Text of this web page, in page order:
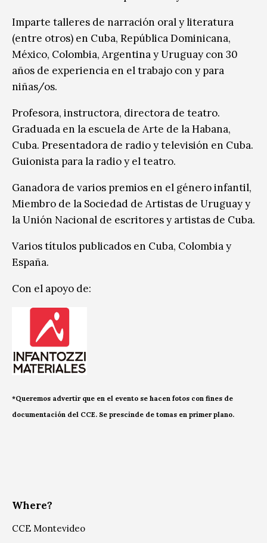
Imparte talleres de narración oral y literatura
(entre otros) en Cuba, República Dominicana,
México, Colombia, Argentina y Uruguay con 30
años de experiencia en el trabajo con y para
niñas/os.
Profesora, instructora, directora de teatro.
Graduada en la escuela de Arte de la Habana,
Cuba. Presentadora de radio y televisión en Cuba.
Guionista para la radio y el teatro.
Ganadora de varios premios en el género infantil,
Miembro de la Sociedad de Artistas de Uruguay y
la Unión Nacional de escritores y artistas de Cuba.
Varios títulos publicados en Cuba, Colombia y
España.
Con el apoyo de:
*Queremos advertir que en el evento se hacen fotos con fines de
documentación del CCE. Se prescinde de tomas en primer plano.
Where?
CCE Montevideo